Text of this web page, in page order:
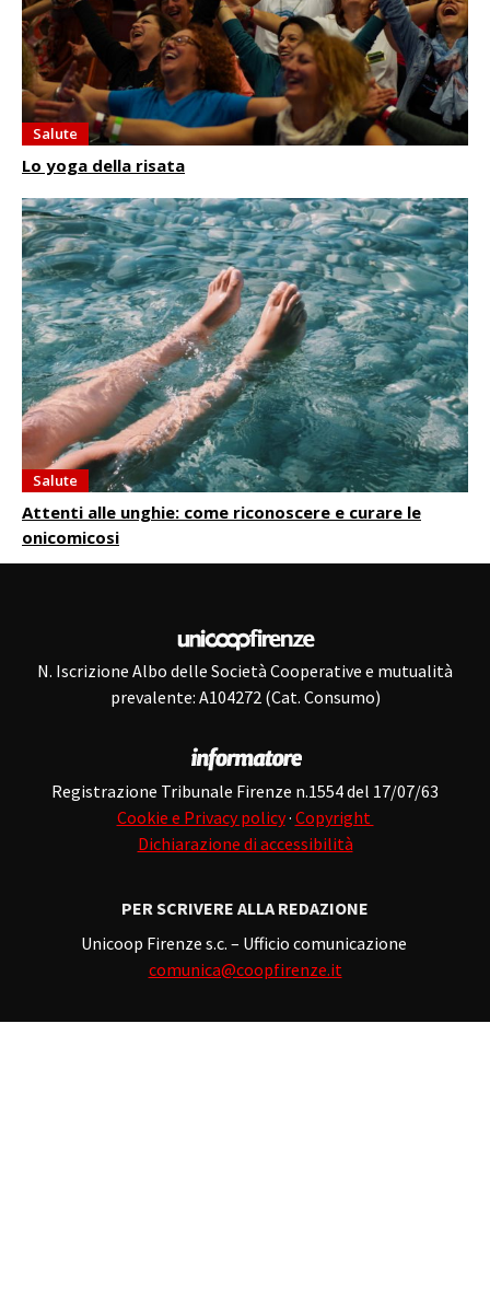
Salute
Lo yoga della risata
Salute
Attenti alle unghie: come riconoscere e curare le
onicomicosi
N. Iscrizione Albo delle Società Cooperative e mutualità
prevalente: A104272 (Cat. Consumo)
Registrazione Tribunale Firenze n.1554 del 17/07/63
Cookie e Privacy policy· Copyright
Dichiarazione di accessibilità
PER SCRIVERE ALLA REDAZIONE
Unicoop Firenze s.c. – Ufficio comunicazione
comunica@coopfirenze.it